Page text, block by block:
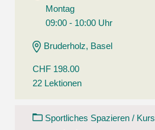
Montag
09:00 - 10:00 Uhr
Bruderholz, Basel
CHF 198.00
22 Lektionen
Sportliches Spazieren / Kurs